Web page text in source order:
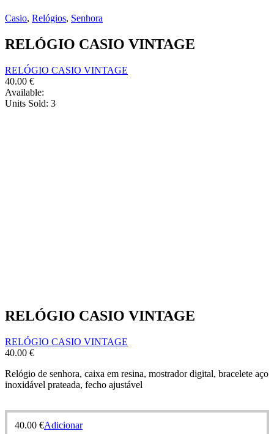
Casio, Relógios, Senhora
RELÓGIO CASIO VINTAGE
RELÓGIO CASIO VINTAGE
40.00 €
Available:
Units Sold: 3
RELÓGIO CASIO VINTAGE
RELÓGIO CASIO VINTAGE
40.00 €
Relógio de senhora, caixa em resina, mostrador digital, bracelete aço
inoxidável prateada, fecho ajustável
40.00 €Adicionar